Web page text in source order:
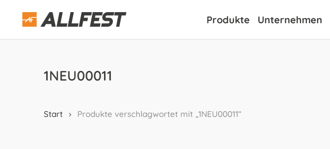
content
Produkte Unternehmen
1NEU00011
Start Produkte verschlagwortet mit „1NEU00011“